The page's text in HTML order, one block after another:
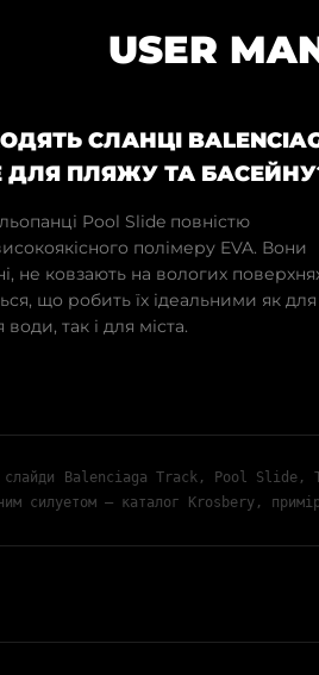
USER
СЛАНЦІ
ДЛЯ ПЛЯЖУ ТА
Pool Slide повністю
полімеру EVA. Вони
не ковзають на вологих
що робить їх ідеальними як для
води, так і для міста.
слайди Balenciaga Track, Pool Slide,
силуетом — каталог Krosbery,